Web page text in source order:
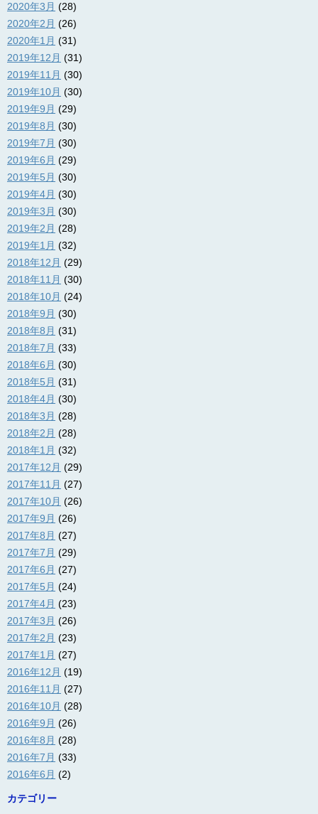
2020年3月 (28)
2020年2月 (26)
2020年1月 (31)
2019年12月 (31)
2019年11月 (30)
2019年10月 (30)
2019年9月 (29)
2019年8月 (30)
2019年7月 (30)
2019年6月 (29)
2019年5月 (30)
2019年4月 (30)
2019年3月 (30)
2019年2月 (28)
2019年1月 (32)
2018年12月 (29)
2018年11月 (30)
2018年10月 (24)
2018年9月 (30)
2018年8月 (31)
2018年7月 (33)
2018年6月 (30)
2018年5月 (31)
2018年4月 (30)
2018年3月 (28)
2018年2月 (28)
2018年1月 (32)
2017年12月 (29)
2017年11月 (27)
2017年10月 (26)
2017年9月 (26)
2017年8月 (27)
2017年7月 (29)
2017年6月 (27)
2017年5月 (24)
2017年4月 (23)
2017年3月 (26)
2017年2月 (23)
2017年1月 (27)
2016年12月 (19)
2016年11月 (27)
2016年10月 (28)
2016年9月 (26)
2016年8月 (28)
2016年7月 (33)
2016年6月 (2)
カテゴリー